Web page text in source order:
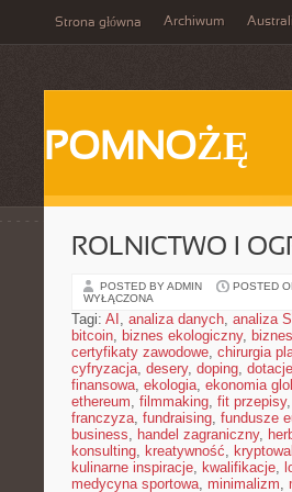
Strona główna Archiwum
POMNOŻĘ
ROLNICTWO I
POSTED BY ADMIN POSTED
WYŁĄCZONA
Tagi: AI , analiza danych, analiza
bitcoin, biznes ekologiczny,
certyfikaty zawodowe, chirurgia
cyfryzacja, desery, doping, dotacje
finansowa, ekologia, ekonomia
ethereum, filmmaking, fit przepisy,
franczyza, fundraising, fundusze
business, handel zagraniczny,
konsulting, kreatywność,
kulinarne inspiracje, kwalifikacje,
medycyna sportowa, minimalizm,